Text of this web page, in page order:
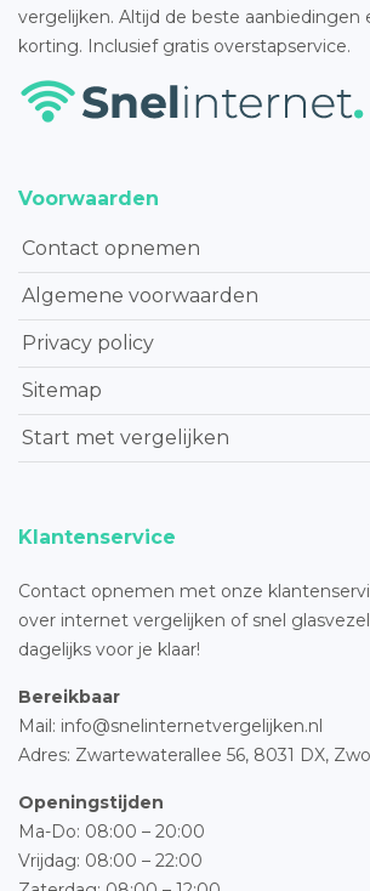
vergelijken. Altijd de beste aanbiedingen
korting. Inclusief gratis overstapservice.
Voorwaarden
Contact opnemen
Algemene voorwaarden
Privacy policy
Sitemap
Start met vergelijken
Klantenservice
Contact opnemen met onze
over internet vergelijken of snel
dagelijks voor je klaar!
Bereikbaar
Mail: info@snelinternetvergelijken.nl
Adres: Zwartewaterallee 56, 8031 DX,
Openingstijden
Ma-Do: 08:00 – 20:00
Vrijdag: 08:00 – 22:00